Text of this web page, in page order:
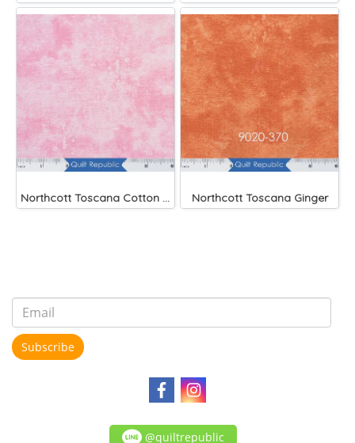
Northcott Toscana Cotton Candy Northcott Toscana Ginger
Subscribe
@quiltrepublic